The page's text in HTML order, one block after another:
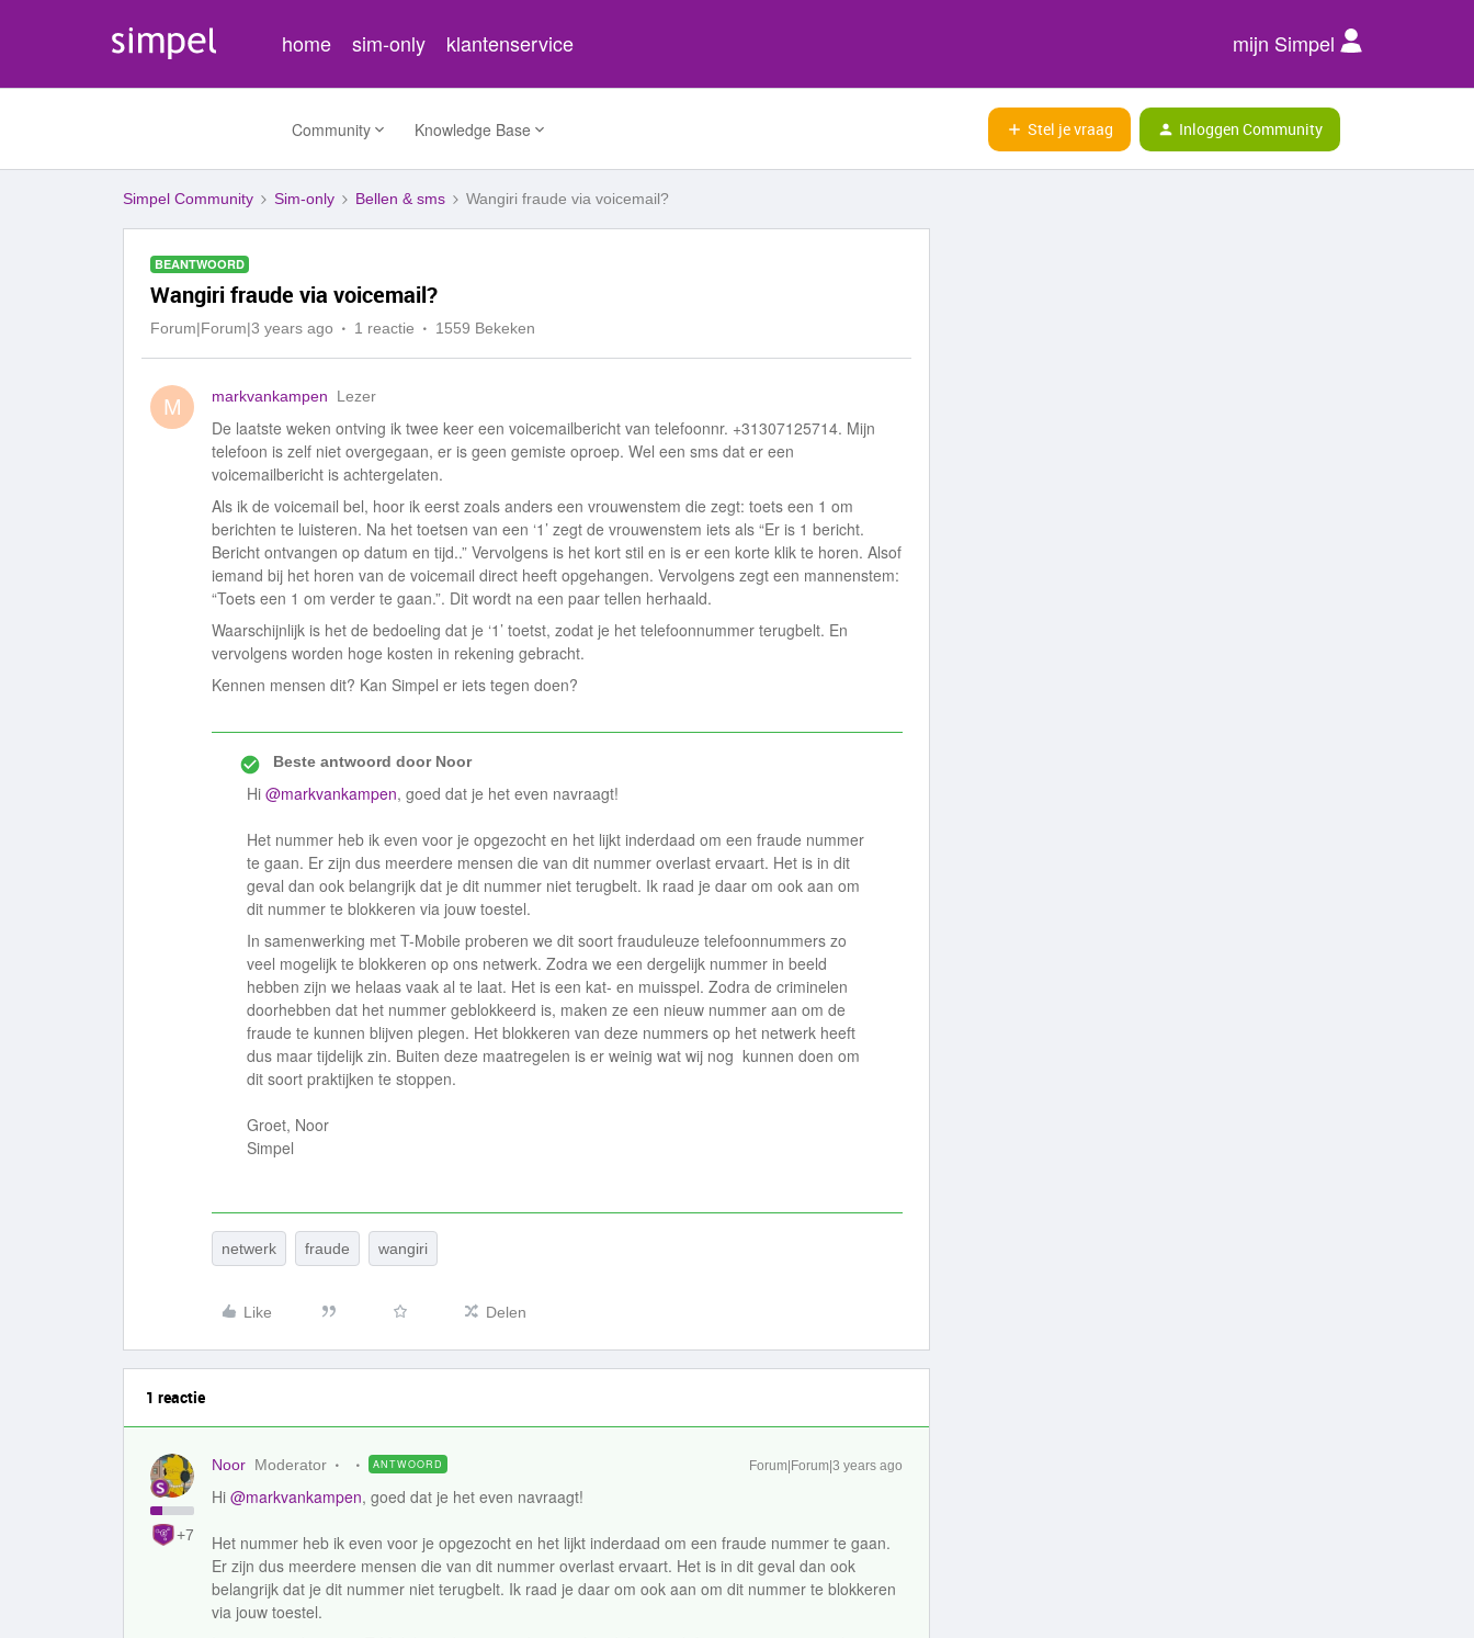
home sim-only klantenservice mijn Simpel
Community Knowledge Base Stel je vraag Inloggen Community
Simpel Community Sim-only Bellen & sms Wangiri fraude via voicemail?
BEANTWOORD
Wangiri fraude via voicemail?
Forum|Forum|3 years ago 1 reactie 1559 Bekeken
M markvankampen Lezer
De laatste weken ontving ik twee keer een voicemailbericht van telefoonnr. +31307125714. Mijn
telefoon is zelf niet overgegaan, er is geen gemiste oproep. Wel een sms dat er een
voicemailbericht is achtergelaten.
Als ik de voicemail bel, hoor ik eerst zoals anders een vrouwenstem die zegt: toets een 1 om
berichten te luisteren. Na het toetsen van een ‘1’ zegt de vrouwenstem iets als “Er is 1 bericht.
Bericht ontvangen op datum en tijd..” Vervolgens is het kort stil en is er een korte klik te horen. Alsof
iemand bij het horen van de voicemail direct heeft opgehangen. Vervolgens zegt een mannenstem:
“Toets een 1 om verder te gaan.”. Dit wordt na een paar tellen herhaald.
Waarschijnlijk is het de bedoeling dat je ‘1’ toetst, zodat je het telefoonnummer terugbelt. En
vervolgens worden hoge kosten in rekening gebracht.
Kennen mensen dit? Kan Simpel er iets tegen doen?
Beste antwoord doorNoor
Hi @markvankampen, goed dat je het even navraagt!
Het nummer heb ik even voor je opgezocht en het lijkt inderdaad om een fraude nummer
te gaan. Er zijn dus meerdere mensen die van dit nummer overlast ervaart. Het is in dit
geval dan ook belangrijk dat je dit nummer niet terugbelt. Ik raad je daar om ook aan om
dit nummer te blokkeren via jouw toestel.
In samenwerking met T-Mobile proberen we dit soort frauduleuze telefoonnummers zo
veel mogelijk te blokkeren op ons netwerk. Zodra we een dergelijk nummer in beeld
hebben zijn we helaas vaak al te laat. Het is een kat- en muisspel. Zodra de criminelen
doorhebben dat het nummer geblokkeerd is, maken ze een nieuw nummer aan om de
fraude te kunnen blijven plegen. Het blokkeren van deze nummers op het netwerk heeft
dus maar tijdelijk zin. Buiten deze maatregelen is er weinig wat wij nog kunnen doen om
dit soort praktijken te stoppen.
Groet, Noor
Simpel
netwerk fraude wangiri
Like Delen
1 reactie
+7
Noor Moderator ANTWOORD Forum|Forum|3 years ago
Hi @markvankampen, goed dat je het even navraagt!
Het nummer heb ik even voor je opgezocht en het lijkt inderdaad om een fraude nummer te gaan.
Er zijn dus meerdere mensen die van dit nummer overlast ervaart. Het is in dit geval dan ook
belangrijk dat je dit nummer niet terugbelt. Ik raad je daar om ook aan om dit nummer te blokkeren
via jouw toestel.